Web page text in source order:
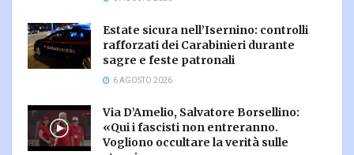
Estate sicura nell’Isernino: controlli
rafforzati dei Carabinieri durante
sagre e feste patronali
6 AGOSTO 2026
Via D’Amelio, Salvatore Borsellino:
«Qui i fascisti non entreranno.
Vogliono occultare la verità sulle